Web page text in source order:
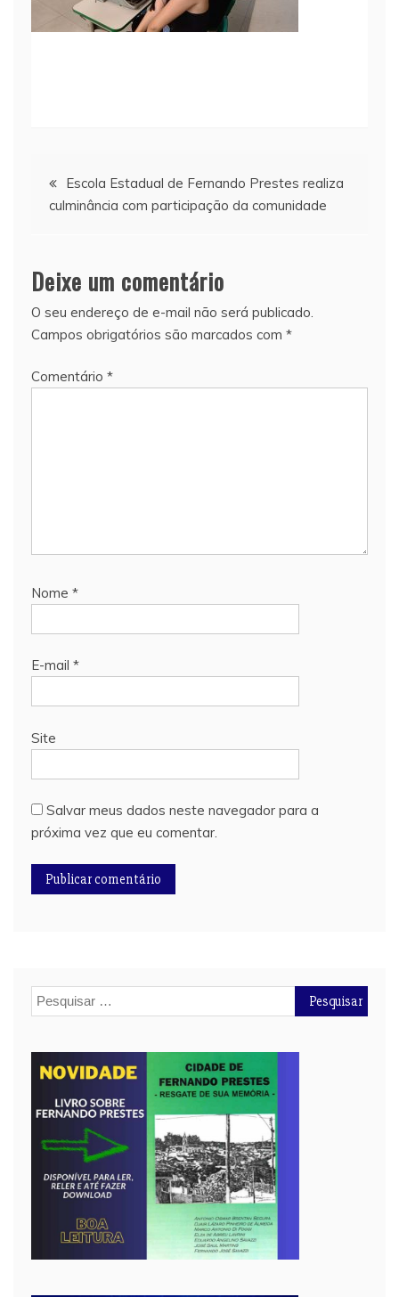
Navegação
de
Post
Escola Estadual de Fernando Prestes realiza
culminância com participação da comunidade
Deixe um comentário
O seu endereço de e-mail não será publicado.
Campos obrigatórios são marcados com *
Comentário *
Nome *
E-mail *
Site
Salvar meus dados neste navegador para a
próxima vez que eu comentar.
Pesquisar
por: